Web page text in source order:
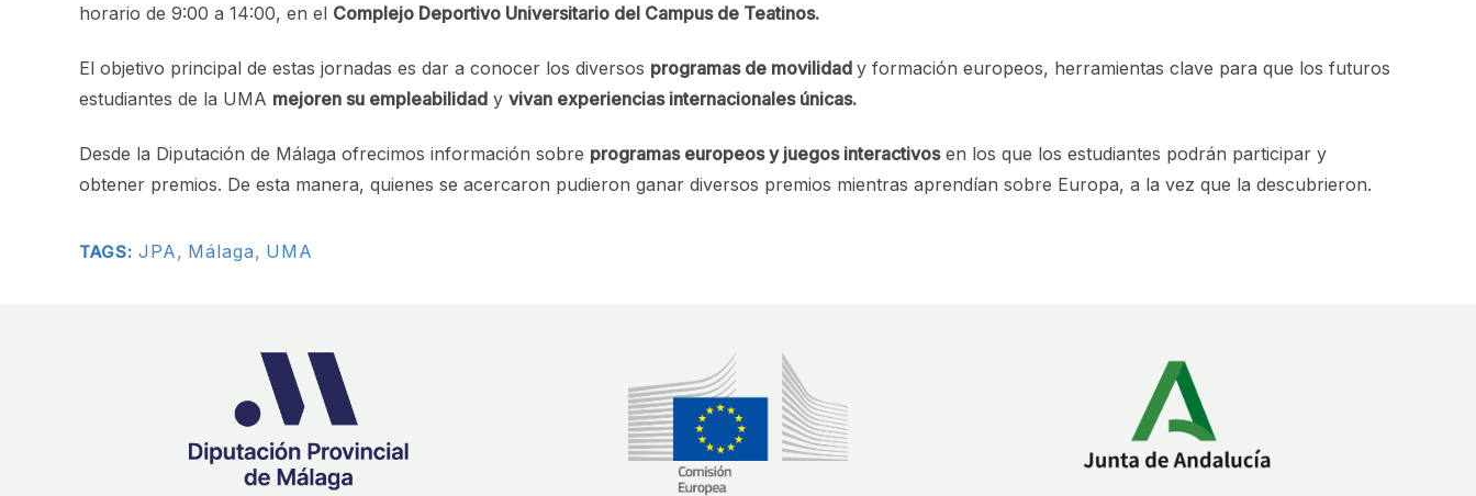
horario de 9:00 a 14:00, en el Complejo Deportivo Universitario del Campus de Teatinos.
El objetivo principal de estas jornadas es dar a conocer los diversos programas de movilidad y formación europeos, herramientas clave para que los futuros
estudiantes de la UMA mejoren su empleabilidad y vivan experiencias internacionales únicas.
Desde la Diputación de Málaga ofrecimos información sobre programas europeos y juegos interactivosen los que los estudiantes podrán participar y
obtener premios. De esta manera, quienes se acercaron pudieron ganar diversos premios mientras aprendían sobre Europa, a la vez que la descubrieron.
TAGS: JPA, Málaga, UMA